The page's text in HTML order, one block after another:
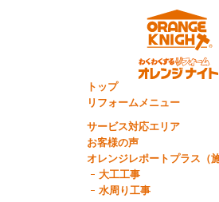
トップ
リフォームメニュー
サービス対応エリア
お客様の声
オレンジレポートプラス（
大工工事
水周り工事